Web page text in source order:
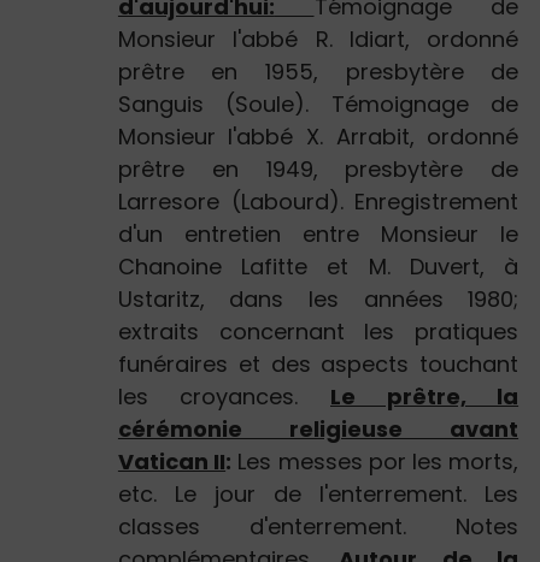
d'aujourd'hui:
Témoignage de
Monsieur l'abbé R. Idiart, ordonné
prêtre en 1955, presbytère de
Sanguis (Soule). Témoignage de
Monsieur l'abbé X. Arrabit, ordonné
prêtre en 1949, presbytère de
Larresore (Labourd). Enregistrement
d'un entretien entre Monsieur le
Chanoine Lafitte et M. Duvert, à
Ustaritz, dans les années 1980;
extraits concernant les pratiques
funéraires et des aspects touchant
les croyances. Le prêtre, la
cérémonie religieuse avant
Vatican II: Les messes por les morts,
etc. Le jour de l'enterrement. Les
classes d'enterrement. Notes